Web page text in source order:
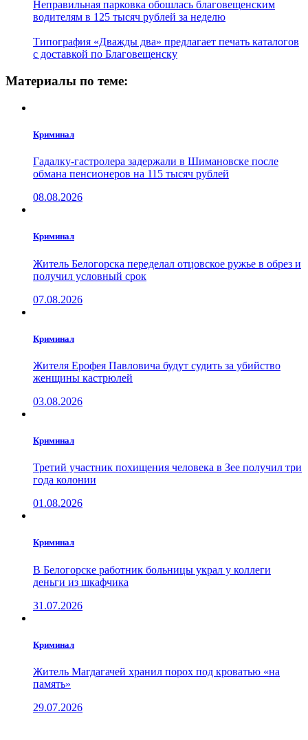
Неправильная парковка обошлась благовещенским
водителям в 125 тысяч рублей за неделю
Типография «Дважды два» предлагает печать каталогов
с доставкой по Благовещенску
Материалы по теме:
Криминал
Гадалку-гастролера задержали в Шимановске после
обмана пенсионеров на 115 тысяч рублей
08.08.2026
Криминал
Житель Белогорска переделал отцовское ружье в обрез и
получил условный срок
07.08.2026
Криминал
Жителя Ерофея Павловича будут судить за убийство
женщины кастрюлей
03.08.2026
Криминал
Третий участник похищения человека в Зее получил три
года колонии
01.08.2026
Криминал
В Белогорске работник больницы украл у коллеги
деньги из шкафчика
31.07.2026
Криминал
Житель Магдагачей хранил порох под кроватью «на
память»
29.07.2026